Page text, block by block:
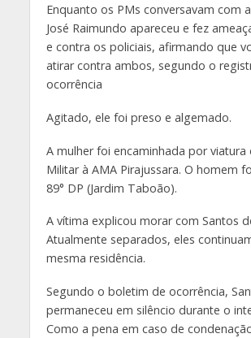
Enquanto os PMs conversavam com
José Raimundo apareceu e fez
e contra os policiais, afirmando que
atirar contra ambos, segundo o
ocorrência
Agitado, ele foi preso e algemado.
A mulher foi encaminhada por viatura
Militar à AMA Pirajussara. O homem
89° DP (Jardim Taboão).
A vítima explicou morar com Santos
Atualmente separados, eles
mesma residência.
Segundo o boletim de ocorrência,
permaneceu em silêncio durante o
Como a pena em caso de